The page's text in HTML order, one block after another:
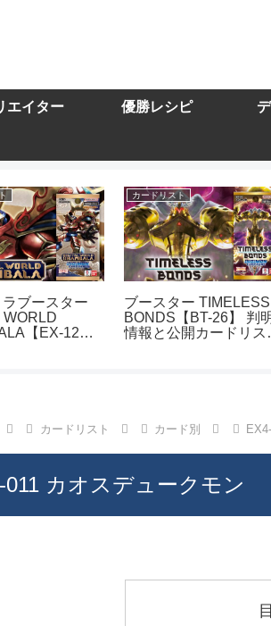
エイター 優勝レシピ
ブースター
WORLD
【EX-12】
カードリスト
ブースター TIMELESS
BONDS【BT-26】 判
情報と公開カードリス
カードリスト カード別
011 カオスデュークモン